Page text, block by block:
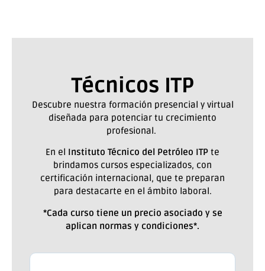
Técnicos ITP
Descubre nuestra formación presencial y virtual
diseñada para potenciar tu crecimiento
profesional.
En el Instituto Técnico del Petróleo ITP te
brindamos cursos especializados, con
certificación internacional, que te preparan
para destacarte en el ámbito laboral.
*Cada curso tiene un precio asociado y se
aplican normas y condiciones*.